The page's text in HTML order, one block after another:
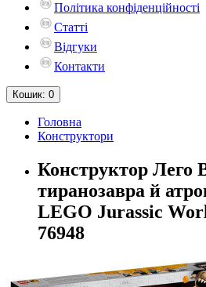
Політика конфіденційності
Статті
Відгуки
Контакти
Кошик: 0
Головна
Конструктори
Конструктор Лего
тиранозавра й
LEGO Jurassic
76948